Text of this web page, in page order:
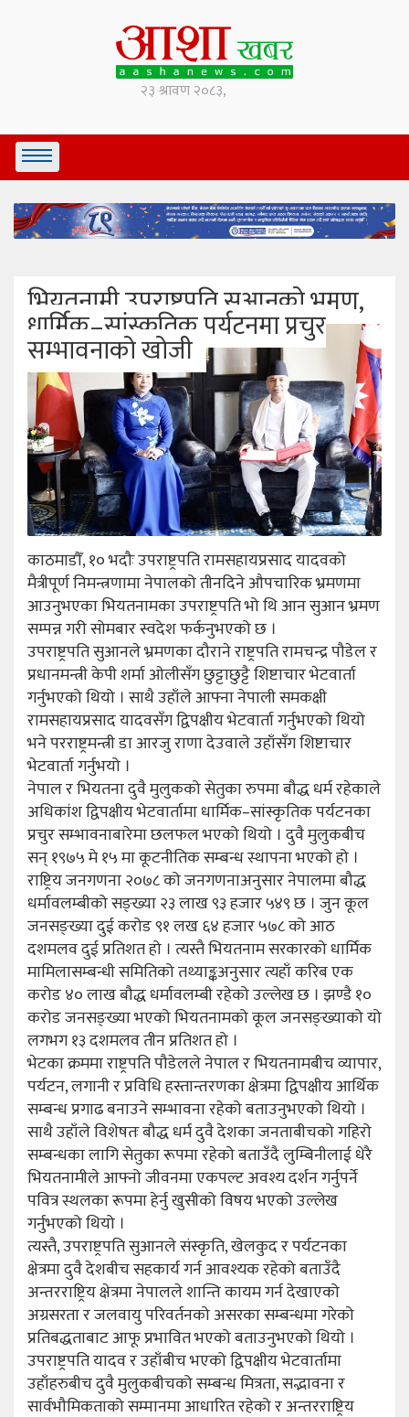
भियतनामी उपराष्ट्रपति सुआनको भ्रमण,
धार्मिक–सांस्कृतिक पर्यटनमा प्रचुर
सम्भावनाको खोजी
काठमाडौँ, १० भदौः उपराष्ट्रपति रामसहायप्रसाद यादवको
मैत्रीपूर्ण निमन्त्रणामा नेपालको तीनदिने औपचारिक भ्रमणमा
आउनुभएका भियतनामका उपराष्ट्रपति भो थि आन सुआन भ्रमण
सम्पन्न गरी सोमबार स्वदेश फर्कनुभएको छ ।
उपराष्ट्रपति सुआनले भ्रमणका दौराने राष्ट्रपति रामचन्द्र पौडेल र
प्रधानमन्त्री केपी शर्मा ओलीसँग छुट्टाछुट्टै शिष्टाचार भेटवार्ता
गर्नुभएको थियो । साथै उहाँले आफ्ना नेपाली समकक्षी
रामसहायप्रसाद यादवसँग द्विपक्षीय भेटवार्ता गर्नुभएको थियो
भने परराष्ट्रमन्त्री डा आरजु राणा देउवाले उहाँसँग शिष्टाचार
भेटवार्ता गर्नुभयो ।
नेपाल र भियतना दुवै मुलुकको सेतुका रुपमा बौद्ध धर्म रहेकाले
अधिकांश द्विपक्षीय भेटवार्तामा धार्मिक–सांस्कृतिक पर्यटनका
प्रचुर सम्भावनाबारेमा छलफल भएको थियो । दुवै मुलुकबीच
सन् १९७५ मे १५ मा कूटनीतिक सम्बन्ध स्थापना भएको हो ।
राष्ट्रिय जनगणना २०७८ को जनगणनाअनुसार नेपालमा बौद्ध
धर्मावलम्बीको सङ्ख्या २३ लाख ९३ हजार ५४९ छ । जुन कूल
जनसङ्ख्या दुई करोड ९१ लख ६४ हजार ५७८ को आठ
दशमलव दुई प्रतिशत हो । त्यस्तै भियतनाम सरकारको धार्मिक
मामिलासम्बन्धी समितिको तथ्याङ्कअनुसार त्यहाँ करिब एक
करोड ४० लाख बौद्ध धर्मावलम्बी रहेको उल्लेख छ । झण्डै १०
करोड जनसङ्ख्या भएको भियतनामको कूल जनसङ्ख्याको यो
लगभग १३ दशमलव तीन प्रतिशत हो ।
भेटका क्रममा राष्ट्रपति पौडेलले नेपाल र भियतनामबीच व्यापार,
पर्यटन, लगानी र प्रविधि हस्तान्तरणका क्षेत्रमा द्विपक्षीय आर्थिक
सम्बन्ध प्रगाढ बनाउने सम्भावना रहेको बताउनुभएको थियो ।
साथै उहाँले विशेषतः बौद्ध धर्म दुवै देशका जनताबीचको गहिरो
सम्बन्धका लागि सेतुका रूपमा रहेको बताउँदै लुम्बिनीलाई धेरै
भियतनामीले आफ्नो जीवनमा एकपल्ट अवश्य दर्शन गर्नुपर्ने
पवित्र स्थलका रूपमा हेर्नु खुसीको विषय भएको उल्लेख
गर्नुभएको थियो ।
त्यस्तै, उपराष्ट्रपति सुआनले संस्कृति, खेलकुद र पर्यटनका
क्षेत्रमा दुवै देशबीच सहकार्य गर्न आवश्यक रहेको बताउँदै
अन्तरराष्ट्रिय क्षेत्रमा नेपालले शान्ति कायम गर्न देखाएको
अग्रसरता र जलवायु परिवर्तनको असरका सम्बन्धमा गरेको
प्रतिबद्धताबाट आफू प्रभावित भएको बताउनुभएको थियो ।
उपराष्ट्रपति यादव र उहाँबीच भएको द्विपक्षीय भेटवार्तामा
उहाँहरुबीच दुवै मुलुकबीचको सम्बन्ध मित्रता, सद्भावना र
सार्वभौमिकताको सम्मानमा आधारित रहेको र अन्तरराष्ट्रिय